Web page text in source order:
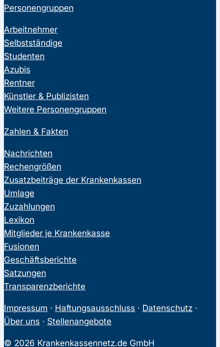
Personengruppen
Arbeitnehmer
Selbstständige
Studenten
Azubis
Rentner
Künstler & Publizisten
Weitere Personengruppen
Zahlen & Fakten
Nachrichten
Rechengrößen
Zusatzbeiträge der Krankenkassen
Umlage
Zuzahlungen
Lexikon
Mitglieder je Krankenkasse
Fusionen
Geschäftsberichte
Satzungen
Transparenzberichte
Impressum · Haftungsausschluss · Datenschutz ·
Über uns · Stellenangebote
© 2026 Krankenkassennetz.de GmbH